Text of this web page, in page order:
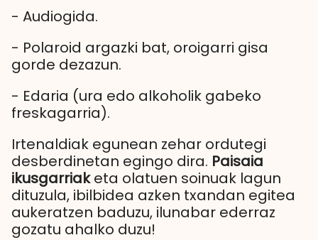
- Audiogida.
- Polaroid argazki bat, oroigarri gisa
gorde dezazun.
- Edaria (ura edo alkoholik gabeko
freskagarria).
Irtenaldiak egunean zehar ordutegi
desberdinetan egingo dira. Paisaia
ikusgarriaketa olatuen soinuak lagun
dituzula, ibilbidea azken txandan egitea
aukeratzen baduzu, ilunabar ederraz
gozatu ahalko duzu!